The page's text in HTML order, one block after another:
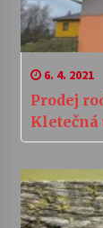
6. 4. 2021
Prodej
Kletečná